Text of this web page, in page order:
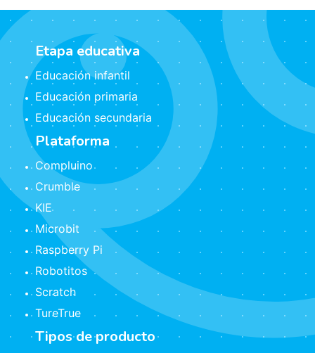
Etapa educativa
Educación infantil
Educación primaria
Educación secundaria
Plataforma
Compluino
Crumble
KIE
Microbit
Raspberry Pi
Robotitos
Scratch
TureTrue
Tipos de producto